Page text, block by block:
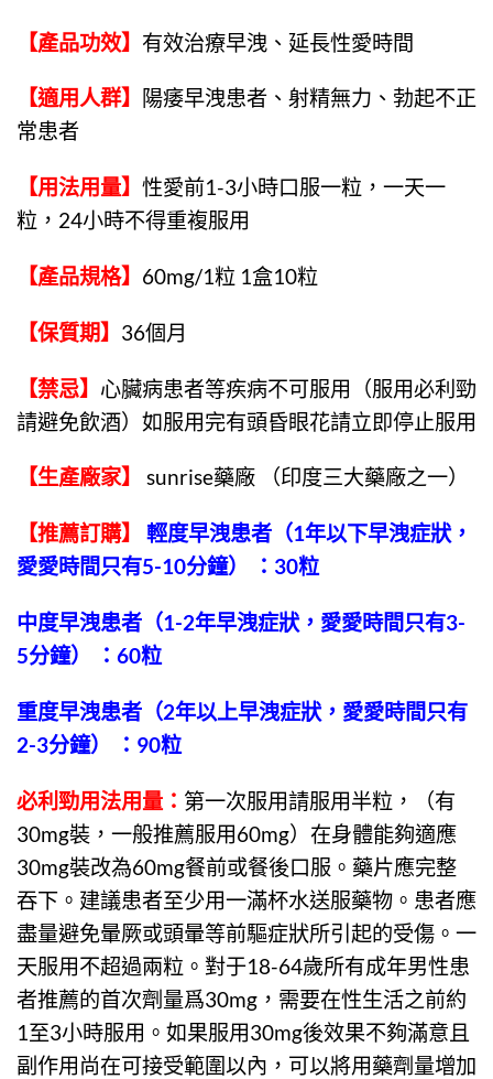
【產品功效】 有效治療早洩、延長性愛時間
【適用人群】 陽痿早洩患者、射精無力、勃起不正
常患者
【用法用量】 性愛前1-3小時口服一粒，一天一
粒，24小時不得重複服用
【產品規格】 60mg/1粒 1盒10粒
【保質期】 36個月
【禁忌】 心臟病患者等疾病不可服用（服用必利勁
請避免飲酒）如服用完有頭昏眼花請立即停止服用
【生產廠家】 sunrise藥廠 （印度三大藥廠之一）
【推薦訂購】
輕度早洩患者（1年以下早洩症狀，
愛愛時間只有5-10分鐘） ：30粒
中度早洩患者（1-2年早洩症狀，愛愛時間只有3-
5分鐘） ：60粒
重度早洩患者（2年以上早洩症狀，愛愛時間只有
2-3分鐘） ：90粒
必利勁用法用量 ： 第一次服用請服用半粒，（有
30mg裝，一般推薦服用60mg）在身體能夠適應
30mg裝改為60mg餐前或餐後口服。藥片應完整
吞下。建議患者至少用一滿杯水送服藥物。患者應
盡量避免暈厥或頭暈等前驅症狀所引起的受傷。一
天服用不超過兩粒。對于18-64歲所有成年男性患
者推薦的首次劑量爲30mg，需要在性生活之前約
1至3小時服用。如果服用30mg後效果不夠滿意且
副作用尚在可接受範圍以內，可以將用藥劑量增加